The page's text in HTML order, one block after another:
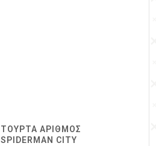
ΤΟΥΡΤΑ ΑΡΙΘΜΟΣ
SPIDERMAN CITY